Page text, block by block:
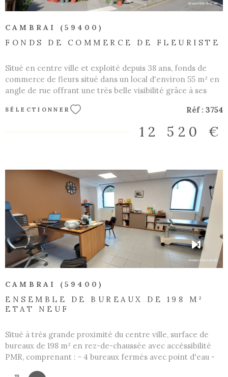
CAMBRAI (59400)
FONDS DE COMMERCE DE FLEURISTE
Situé en centre ville et exploité depuis 38 ans, fonds de
commerce de fleurs situé dans un local d'environ 55 m² en
angle de rue offrant une très belle visibilité grâce à ses
sur les risques auxquels ce bien est exposé sont disponibles
sur le site Géorisques : www.georisques.gouv.fr. CARTE
TRANSACTION NON DETENTION DE FONDS Les
SÉLECTIONNER Réf : 3754
12 520 €
CAMBRAI (59400)
ENSEMBLE DE BUREAUX DE 198 M²
ETAT NEUF
Situé à très grande proximité du centre ville, surface de
bureaux de 198 m² en rez-de-chaussée avec accéssibilité
PMR, comprenant : - 4 bureaux fermés avec point d'eau -
VOIR LE BIEN